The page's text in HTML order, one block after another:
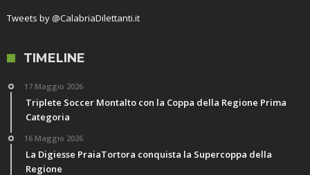
Tweets by @CalabriaDilettanti.it
TIMELINE
17 Maggio 2026
Triplete Soccer Montalto con la Coppa della Regione Prima
Categoria
16 Maggio 2026
La Digiesse PraiaTortora conquista la Supercoppa della
Regione